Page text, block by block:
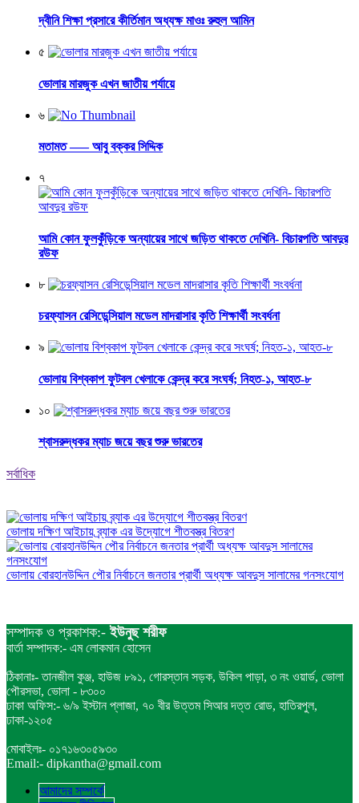
দ্বীনি শিক্ষা প্রসারে কীর্তিমান অধ্যক্ষ মাওঃ রুহুল আমিন
৫
ভোলার মারজুক এখন জাতীয় পর্যায়ে
৬
মতামত —– আবু বক্কর সিদ্দিক
৭
আমি কোন ফুলকুঁড়িকে অন্যায়ের সাথে জড়িত থাকতে দেখিনি- বিচারপতি আবদুর
রউফ
৮
চরফ্যাসন রেসিডেন্সিয়াল মডেল মাদরাসার কৃতি শিক্ষার্থী সংবর্ধনা
৯
ভোলায় বিশ্বকাপ ফুটবল খেলাকে কেন্দ্র করে সংঘর্ষ; নিহত-১, আহত-৮
১০
শ্বাসরুদ্ধকর ম্যাচ জয়ে বছর শুরু ভারতের
সর্বাধিক
ভোলায় দক্ষিণ আইচায় ব্র্যাক এর উদ্যোগে শীতবস্ত্র বিতরণ
ভোলায় বোরহানউদ্দিন পৌর নির্বাচনে জনতার প্রার্থী অধ্যক্ষ আবদুস সালামের গনসংযোগ
সম্পাদক ও প্রকাশক:-ইউনুছ শরীফ
বার্তা সম্পাদক:- এম লোকমান হোসেন
ঠিকানাঃ- তানজীল কুঞ্জ, হাউজ ৮৯১, গোরস্তান সড়ক, উকিল পাড়া, ৩ নং ওয়ার্ড, ভোলা
পৌরসভা, ভোলা - ৮৩০০
ঢাকা অফিস:- ৬/৯ ইস্টান প্লাজা, ৭০ বীর উত্তম সিআর দত্ত রোড, হাতিরপুল,
ঢাকা-১২০৫
মোবাইলঃ- ০১৭১৬৩০৫৯৩০
Email:- dipkantha@gmail.com
আমাদের সম্পর্কে